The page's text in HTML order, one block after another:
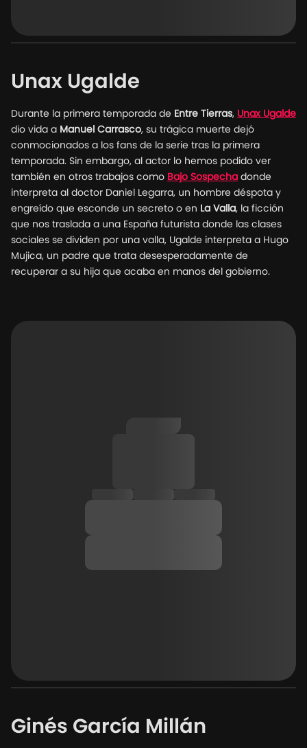
Unax Ugalde
Durante la primera temporada de Entre Tierras, Unax Ugalde
dio vida a Manuel Carrasco, su trágica muerte dejó
conmocionados a los fans de la serie tras la primera
temporada. Sin embargo, al actor lo hemos podido ver
también en otros trabajos como Bajo Sospecha donde
interpreta al doctor Daniel Legarra, un hombre déspota y
engreído que esconde un secreto o en La Valla, la ficción
que nos traslada a una España futurista donde las clases
sociales se dividen por una valla, Ugalde interpreta a Hugo
Mujica, un padre que trata desesperadamente de
recuperar a su hija que acaba en manos del gobierno.
Ginés García Millán